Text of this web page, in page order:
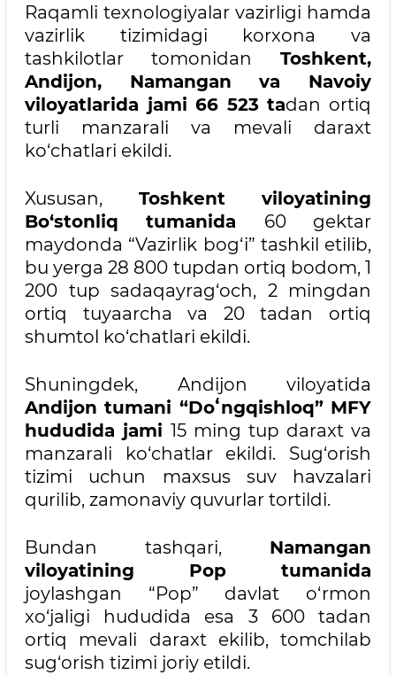
Raqamli texnologiyalar vazirligi hamda
vazirlik tizimidagi korxona va
tashkilotlar tomonidan Toshkent,
Andijon, Namangan va Navoiy
viloyatlarida jami 66 523 tadan ortiq
turli manzarali va mevali daraxt
ko‘chatlari ekildi.
Xususan, Toshkent viloyatining
Bo‘stonliq tumanida 60 gektar
maydonda “Vazirlik bog‘i” tashkil etilib,
bu yerga 28 800 tupdan ortiq bodom, 1
200 tup sadaqayrag‘och, 2 mingdan
ortiq tuyaarcha va 20 tadan ortiq
shumtol ko‘chatlari ekildi.
Shuningdek, Andijon viloyatida
Andijon tumani “Doʻngqishloq” MFY
hududida jami 15 ming tup daraxt va
manzarali ko‘chatlar ekildi. Sug‘orish
tizimi uchun maxsus suv havzalari
qurilib, zamonaviy quvurlar tortildi.
Bundan tashqari, Namangan
viloyatining Pop tumanida
joylashgan “Pop” davlat o‘rmon
xo‘jaligi hududida esa 3 600 tadan
ortiq mevali daraxt ekilib, tomchilab
sug‘orish tizimi joriy etildi.